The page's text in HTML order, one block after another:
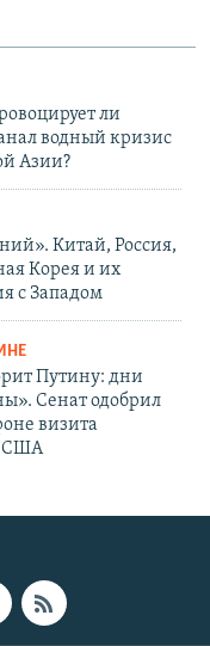
ли
водный кризис
Азии?
Китай, Россия,
Корея и их
с Западом
Путину: дни
Сенат одобрил
визита
США